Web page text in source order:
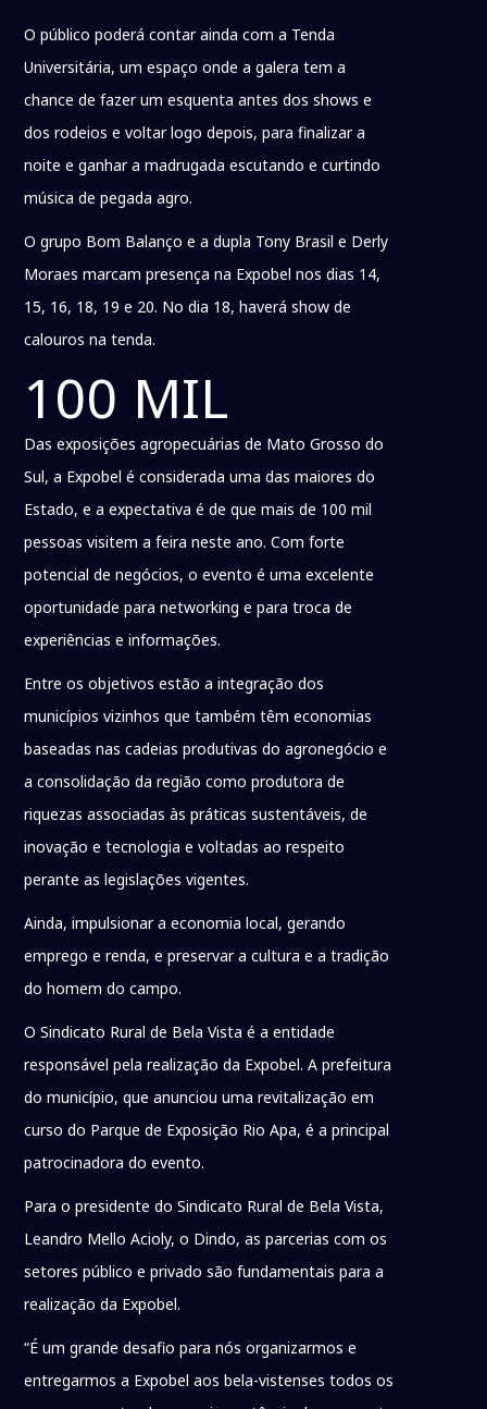
O público poderá contar ainda com a Tenda
Universitária, um espaço onde a galera tem a
chance de fazer um esquenta antes dos shows e
dos rodeios e voltar logo depois, para finalizar a
noite e ganhar a madrugada escutando e curtindo
música de pegada agro.
O grupo Bom Balanço e a dupla Tony Brasil e Derly
Moraes marcam presença na Expobel nos dias 14,
15, 16, 18, 19 e 20. No dia 18, haverá show de
calouros na tenda.
100 MIL
Das exposições agropecuárias de Mato Grosso do
Sul, a Expobel é considerada uma das maiores do
Estado, e a expectativa é de que mais de 100 mil
pessoas visitem a feira neste ano. Com forte
potencial de negócios, o evento é uma excelente
oportunidade para networking e para troca de
experiências e informações.
Entre os objetivos estão a integração dos
municípios vizinhos que também têm economias
baseadas nas cadeias produtivas do agronegócio e
a consolidação da região como produtora de
riquezas associadas às práticas sustentáveis, de
inovação e tecnologia e voltadas ao respeito
perante as legislações vigentes.
Ainda, impulsionar a economia local, gerando
emprego e renda, e preservar a cultura e a tradição
do homem do campo.
O Sindicato Rural de Bela Vista é a entidade
responsável pela realização da Expobel. A prefeitura
do município, que anunciou uma revitalização em
curso do Parque de Exposição Rio Apa, é a principal
patrocinadora do evento.
Para o presidente do Sindicato Rural de Bela Vista,
Leandro Mello Acioly, o Dindo, as parcerias com os
setores público e privado são fundamentais para a
realização da Expobel.
“É um grande desafio para nós organizarmos e
entregarmos a Expobel aos bela-vistenses todos os